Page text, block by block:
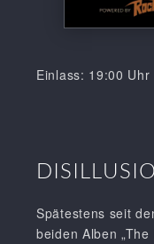
Einlass: 19:00 Uhr
Spätestens seit
beiden Alben